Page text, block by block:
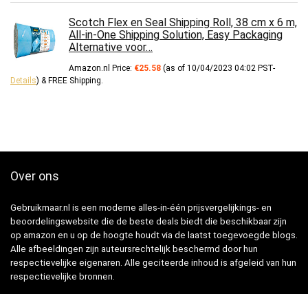
Scotch Flex en Seal Shipping Roll, 38 cm x 6 m,
All-in-One Shipping Solution, Easy Packaging
Alternative voor…
Amazon.nl Price: €25.58 (as of 10/04/2023 04:02 PST-
Details) & FREE Shipping.
Over ons
Gebruikmaar.nl is een moderne alles-in-één prijsvergelijkings- en
beoordelingswebsite die de beste deals biedt die beschikbaar zijn
op amazon en u op de hoogte houdt via de laatst toegevoegde blogs.
Alle afbeeldingen zijn auteursrechtelijk beschermd door hun
respectievelijke eigenaren. Alle geciteerde inhoud is afgeleid van hun
respectievelijke bronnen.